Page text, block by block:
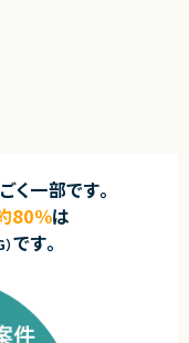
く一部です。
80％は
です。